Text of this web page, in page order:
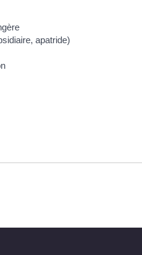
apatride)